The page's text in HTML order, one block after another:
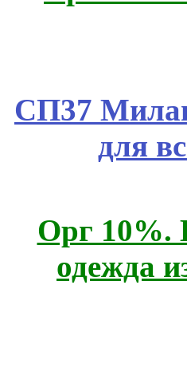
СП37
для
Орг 10%.
одежда